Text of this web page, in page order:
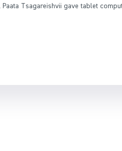
Tsagareishvii gave tablet